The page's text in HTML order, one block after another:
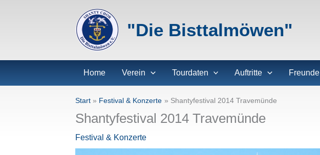
"Die Bisttalmöwen"
Home Verein Tourdaten Auftritte Freunde
Start Festival & Konzerte Shantyfestival 2014 Travemünde
Shantyfestival 2014 Travemünde
Festival & Konzerte